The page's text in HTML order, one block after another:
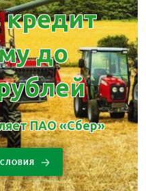
кредит
до
ПАО «Сбер»